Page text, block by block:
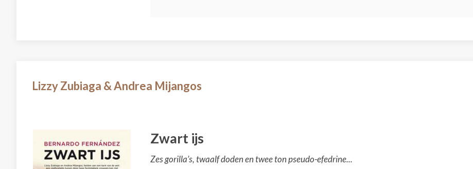
Lizzy Zubiaga & Andrea Mijangos
Zwart ijs
Zes gorilla’s, twaalf doden en twee ton pseudo-efedrine...